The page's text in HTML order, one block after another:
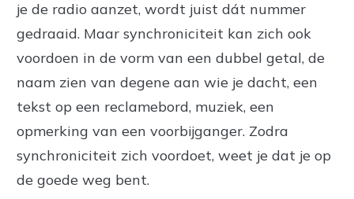
je de radio aanzet, wordt juist dát nummer
gedraaid. Maar synchroniciteit kan zich ook
voordoen in de vorm van een dubbel getal, de
naam zien van degene aan wie je dacht, een
tekst op een reclamebord, muziek, een
opmerking van een voorbijganger. Zodra
synchroniciteit zich voordoet, weet je dat je op
de goede weg bent.